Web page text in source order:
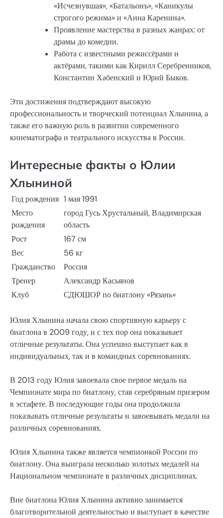
«Исчезнувшая», «Батальонъ», «Каникулы
строгого режима» и «Анна Каренина».
Проявление мастерства в разных жанрах: от
драмы до комедии.
Работа с известными режиссёрами и
актёрами, такими как Кирилл Серебренников,
Константин Хабенский и Юрий Быков.
Эти достижения подтверждают высокую
профессиональность и творческий потенциал Хлынина, а
также его важную роль в развитии современного
кинематографа и театрального искусства в России.
Интересные факты о Юлии
Хлыниной
Год рождения 1 мая 1991
Место
рождения
город Гусь Хрустальный, Владимирская
область
Рост
167 см
Вес
56 кг
Гражданство
Россия
Тренер
Александр Касьянов
Клуб
СДЮШОР по биатлону «Рязань»
Юлия Хлынина начала свою спортивную карьеру с
биатлона в 2009 году, и с тех пор она показывает
отличные результаты. Она успешно выступает как в
индивидуальных, так и в командных соревнованиях.
В 2013 году Юлия завоевала свое первое медаль на
Чемпионате мира по биатлону, став серебряным призером
в эстафете. В последующие годы она продолжила
показывать отличные результаты и завоевывать медали на
различных соревнованиях.
Юлия Хлынина также является чемпионкой России по
биатлону. Она выиграла несколько золотых медалей на
Национальном чемпионате в различных дисциплинах.
Вне биатлона Юлия Хлынина активно занимается
благотворительной деятельностью и выступает в качестве